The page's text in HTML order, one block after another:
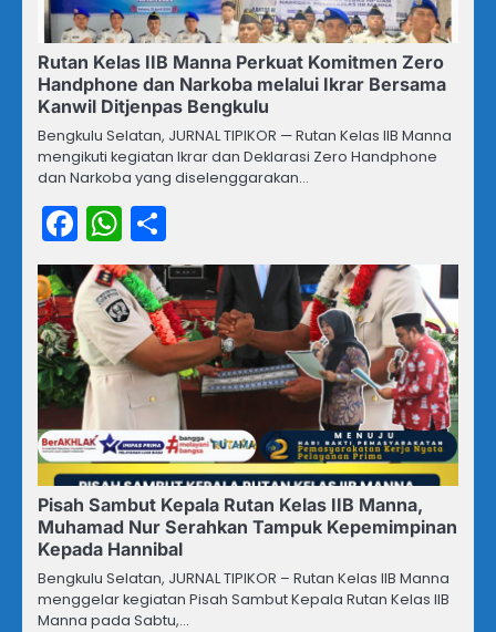
Rutan Kelas IIB Manna Perkuat Komitmen Zero
Handphone dan Narkoba melalui Ikrar Bersama
Kanwil Ditjenpas Bengkulu
Bengkulu Selatan, JURNAL TIPIKOR — Rutan Kelas IIB Manna
mengikuti kegiatan Ikrar dan Deklarasi Zero Handphone
dan Narkoba yang diselenggarakan…
Facebook
WhatsApp
Pisah Sambut Kepala Rutan Kelas IIB Manna,
Muhamad Nur Serahkan Tampuk Kepemimpinan
Kepada Hannibal
Bengkulu Selatan, JURNAL TIPIKOR – Rutan Kelas IIB Manna
menggelar kegiatan Pisah Sambut Kepala Rutan Kelas IIB
Manna pada Sabtu,…